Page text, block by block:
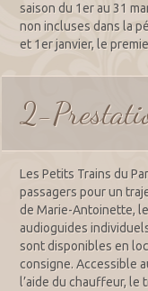
saison du 1er au 31
non incluses dans la
et 1er janvier, le
2-
Les Petits Trains du
passagers pour un
de Marie-Antoinette,
audioguides
sont disponibles en
consigne. Accessible
l’aide du chauffeur,